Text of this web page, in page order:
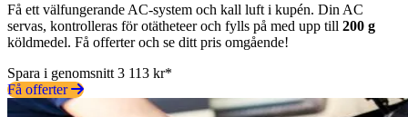
Få ett välfungerande AC-system och kall luft i kupén. Din AC
servas, kontrolleras för otätheteer och fylls på med upp till 200 g
köldmedel. Få offerter och se ditt pris omgående!
Spara i genomsnitt 3 113 kr*
Få offerter